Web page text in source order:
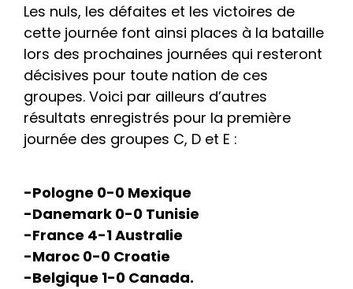
Les nuls, les défaites et les victoires de
cette journée font ainsi places à la bataille
lors des prochaines journées qui resteront
décisives pour toute nation de ces
groupes. Voici par ailleurs d’autres
résultats enregistrés pour la première
journée des groupes C, D et E :
-Pologne 0-0 Mexique
-Danemark 0-0 Tunisie
-France 4-1 Australie
-Maroc 0-0 Croatie
-Belgique 1-0 Canada.